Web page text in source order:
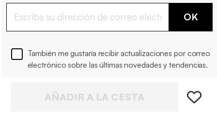
OK
También me gustaría recibir actualizaciones por correo
electrónico sobre las últimas novedades y tendencias.
AÑADIR A LA CESTA